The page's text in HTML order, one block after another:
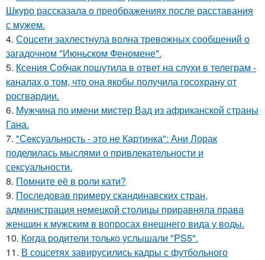
Шкуро рассказала о преображениях после расставания
с мужем.
4. Соцсети захлестнула волна тревожных сообщений о
загадочном "Июньском Феномене".
5. Ксения Собчак пошутила в ответ на слухи в телеграм -
каналах о том, что она якобы получила госохрану от
росгвардии.
6. Мужчина по имени мистер Вад из африканской страны
Гана.
7. "Сексуальность - это не Картинка": Ани Лорак
поделилась мыслями о привлекательности и
сексуальности.
8. Помните её в роли кати?
9. Последовав примеру скандинавских стран,
администрация немецкой столицы приравняла права
женщин к мужским в вопросах внешнего вида у воды.
10. Когда родители только услышали "PS5".
11. В соцсетях завирусились кадры с футбольного